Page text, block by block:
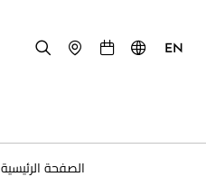
EN
الصفحة الرئيسية